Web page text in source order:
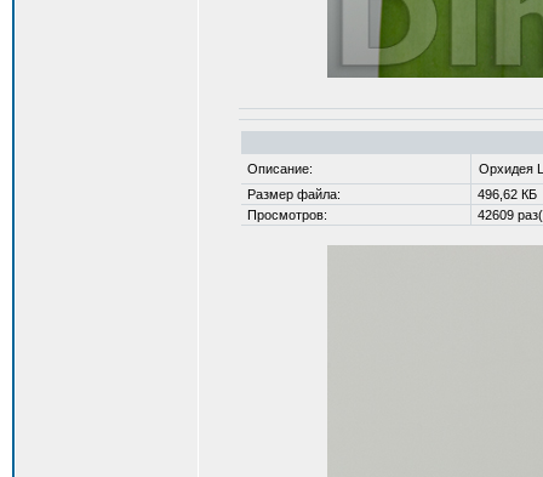
Описание:
Орхидея
Размер файла:
496,62 КБ
Просмотров:
42609